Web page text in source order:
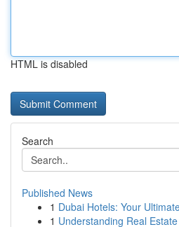
HTML is disabled
Search
Published News
1 Dubai Hotels: Your
1 Understanding Real